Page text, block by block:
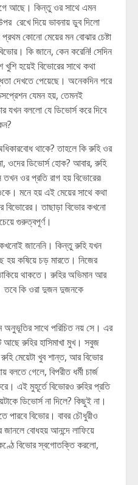
আছে। কিন্তু ওর সাথে এমন
রেখে দিয়ে ভাবনায় ডুব দিলো
কোনো মেয়ের মন বোঝার চেষ্টা
কি জানে, কেন করেনি! সেদিন
হয়েই বিভোরের সাথে কথা
দেখতে পেয়েছে। অনেকদিন পরে
যেমন হয়, তেমনই
যখন বললো যে ডিভোর্স করে দিবে
থাকে? তাহলে কি রুহি ওর
ওদের ডিভোর্স হোক? আবার, রুহি
ওর প্রতি রাগ হয় বিভোরের৷
মনে হয় এই মেয়ের সাথে কথা
বিভোরের। তাছাড়া বিভোর কখনো
গুরুত্বপূর্ণ।
কখনোই জানেনি। কিন্তু রুহি যখন
হয় কষিয়ে চড় মারতে। নিজের
থাকতে। রুহির অভিমান আর
তবে কি ওরা দুজন দুজনকে
সাথে পরিচিত নয় সে। এর
আছে রুহির হাসিমাখা মুখ। সবুজ
মেয়েটা খুব শান্ত, আর বিভোর
বলতে গেলে, বিপরীত ধর্মী চার্জ
এই মুহূর্তে বিভোরও রুহির প্রতি
ডিভোর্স না দিলে? কিছুই না।
পারবে বিভোর। বাবর চৌধুরীও
বোধহয় আনন্দে লাফিয়ে
বিভোর স্বগোতক্তি করলো,